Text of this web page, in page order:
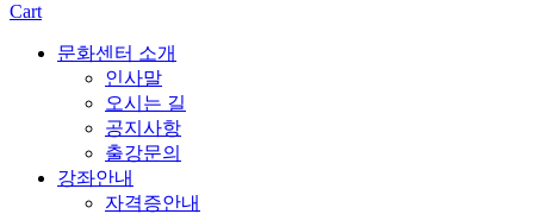
Cart
문화센터 소개
인사말
오시는 길
공지사항
출강문의
강좌안내
자격증안내